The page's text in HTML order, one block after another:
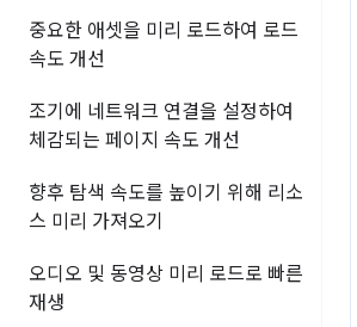
중요한 애셋을 미리 로드하여 로드
속도 개선
조기에 네트워크 연결을 설정하여
체감되는 페이지 속도 개선
향후 탐색 속도를 높이기 위해 리소
스 미리 가져오기
오디오 및 동영상 미리 로드로 빠른
재생